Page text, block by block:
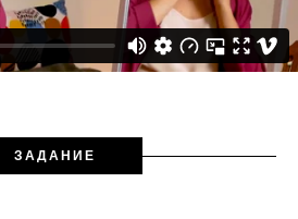
ЗАДАНИЕ